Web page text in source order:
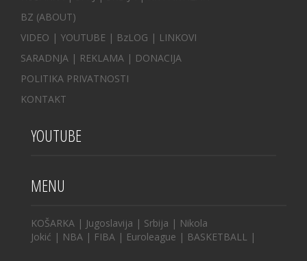
BZ (ABOUT)
VIDEO | YOUTUBE | BzLOG | LINKOVI
SARADNJA | REKLAMA | DONACIJA
POLITIKA PRIVATNOSTI
KONTAKT
YOUTUBE
MENU
KOŠARKA | Jugoslavija | Srbija | Nikola
Jokić | NBA | FIBA | Euroleague | BASKETBALL |